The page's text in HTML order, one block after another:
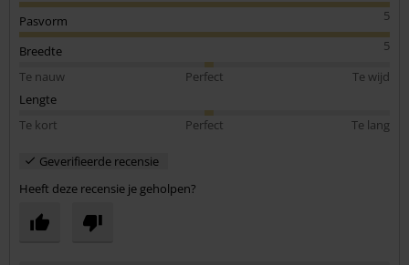
5
Pasvorm
5
Breedte
Te nauw
Perfect
Te wijd
Lengte
Te kort
Perfect Te lang
Geverifieerde recensie
Heeft deze recensie je geholpen?